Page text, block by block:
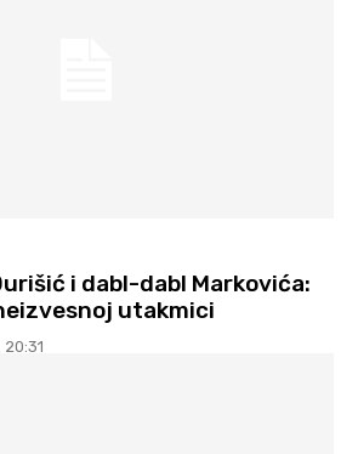
i dabl-dabl Markovića:
utakmici